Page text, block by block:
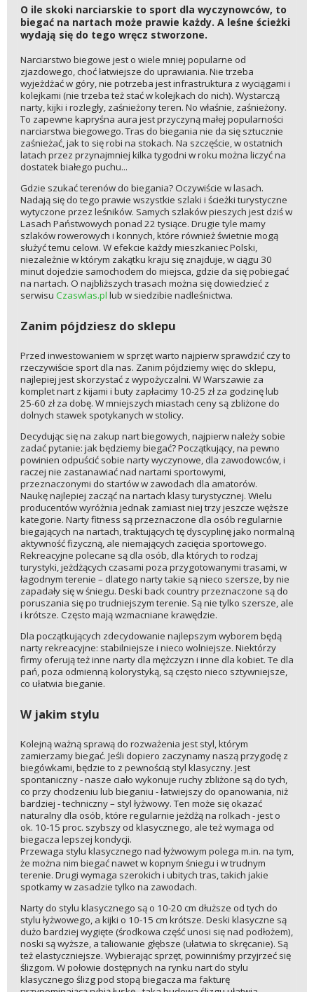
O ile skoki narciarskie to sport dla wyczynowców, to
biegać na nartach może prawie każdy. A leśne ścieżki
wydają się do tego wręcz stworzone.
Narciarstwo biegowe jest o wiele mniej popularne od
zjazdowego, choć łatwiejsze do uprawiania. Nie trzeba
wyjeżdżać w góry, nie potrzeba jest infrastruktura z wyciągami i
kolejkami (nie trzeba też stać w kolejkach do nich). Wystarczą
narty, kijki i rozległy, zaśnieżony teren. No właśnie, zaśnieżony.
To zapewne kapryśna aura jest przyczyną małej popularności
narciarstwa biegowego. Tras do biegania nie da się sztucznie
zaśnieżać, jak to się robi na stokach. Na szczęście, w ostatnich
latach przez przynajmniej kilka tygodni w roku można liczyć na
dostatek białego puchu...
Gdzie szukać terenów do biegania? Oczywiście w lasach.
Nadają się do tego prawie wszystkie szlaki i ścieżki turystyczne
wytyczone przez leśników. Samych szlaków pieszych jest dziś w
Lasach Państwowych ponad 22 tysiące. Drugie tyle mamy
szlaków rowerowych i konnych, które również świetnie mogą
służyć temu celowi. W efekcie każdy mieszkaniec Polski,
niezależnie w którym zakątku kraju się znajduje, w ciągu 30
minut dojedzie samochodem do miejsca, gdzie da się pobiegać
na nartach. O najbliższych trasach można się dowiedzieć z
serwisu Czaswlas.pl lub w siedzibie nadleśnictwa.
Zanim pójdziesz do sklepu
Przed inwestowaniem w sprzęt warto najpierw sprawdzić czy to
rzeczywiście sport dla nas. Zanim pójdziemy więc do sklepu,
najlepiej jest skorzystać z wypożyczalni. W Warszawie za
komplet nart z kijami i buty zapłacimy 10-25 zł za godzinę lub
25-60 zł za dobę. W mniejszych miastach ceny są zbliżone do
dolnych stawek spotykanych w stolicy.
Decydując się na zakup nart biegowych, najpierw należy sobie
zadać pytanie: jak będziemy biegać? Początkujący, na pewno
powinien odpuścić sobie narty wyczynowe, dla zawodowców, i
raczej nie zastanawiać nad nartami sportowymi,
przeznaczonymi do startów w zawodach dla amatorów.
Naukę najlepiej zacząć na nartach klasy turystycznej. Wielu
producentów wyróżnia jednak zamiast niej trzy jeszcze węższe
kategorie. Narty fitness są przeznaczone dla osób regularnie
biegających na nartach, traktujących tę dyscyplinę jako normalną
aktywność fizyczną, ale niemających zacięcia sportowego.
Rekreacyjne polecane są dla osób, dla których to rodzaj
turystyki, jeżdżących czasami poza przygotowanymi trasami, w
łagodnym terenie – dlatego narty takie są nieco szersze, by nie
zapadały się w śniegu. Deski back country przeznaczone są do
poruszania się po trudniejszym terenie. Są nie tylko szersze, ale
i krótsze. Często mają wzmacniane krawędzie.
Dla początkujących zdecydowanie najlepszym wyborem będą
narty rekreacyjne: stabilniejsze i nieco wolniejsze. Niektórzy
firmy oferują też inne narty dla mężczyzn i inne dla kobiet. Te dla
pań, poza odmienną kolorystyką, są często nieco sztywniejsze,
co ułatwia bieganie.
W jakim stylu
Kolejną ważną sprawą do rozważenia jest styl, którym
zamierzamy biegać. Jeśli dopiero zaczynamy naszą przygodę z
biegówkami, będzie to z pewnością styl klasyczny. Jest
spontaniczny - nasze ciało wykonuje ruchy zbliżone są do tych,
co przy chodzeniu lub bieganiu - łatwiejszy do opanowania, niż
bardziej - techniczny – styl łyżwowy. Ten może się okazać
naturalny dla osób, które regularnie jeżdżą na rolkach - jest o
ok. 10-15 proc. szybszy od klasycznego, ale też wymaga od
biegacza lepszej kondycji.
Przewaga stylu klasycznego nad łyżwowym polega m.in. na tym,
że można nim biegać nawet w kopnym śniegu i w trudnym
terenie. Drugi wymaga szerokich i ubitych tras, takich jakie
spotkamy w zasadzie tylko na zawodach.
Narty do stylu klasycznego są o 10-20 cm dłuższe od tych do
stylu łyżwowego, a kijki o 10-15 cm krótsze. Deski klasyczne są
dużo bardziej wygięte (środkowa część unosi się nad podłożem),
noski są wyższe, a taliowanie głębsze (ułatwia to skręcanie). Są
też elastyczniejsze. Wybierając sprzęt, powinniśmy przyjrzeć się
ślizgom. W połowie dostępnych na rynku nart do stylu
klasycznego ślizg pod stopą biegacza ma fakturę